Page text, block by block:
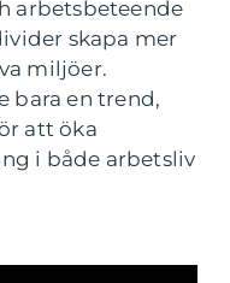
arbetsbeteende
skapa mer
miljöer.
bara en trend,
att öka
i både arbetsliv